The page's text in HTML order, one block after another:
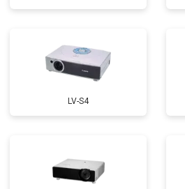
LV-S4